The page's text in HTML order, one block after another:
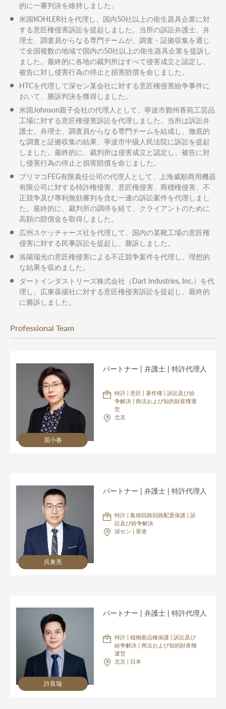
的に一審判決を維持しました。
米国KOHLER社を代理し、国内50社以上の衛生器具企業に対
する意匠権侵害訴訟を提起しました。当所の訴訟弁護士、弁
理士、調査員からなる専門チームが、調査・証拠収集を通じ
て全国複数の地域で国内の50社以上の衛生器具企業を提訴し
ました。最終的に各地の裁判所はすべて侵害成立と認定し、
被告に対し侵害行為の停止と損害賠償を命じました。
HTCを代理して深セン某会社に対する意匠権侵害紛争事件に
おいて、勝訴判決を獲得しました。
米国Johnson親子会社の代理人として、寧波市鄞州香苑工芸品
工場に対する意匠権侵害訴訟を代理しました。当所は訴訟弁
護士、弁理士、調査員からなる専門チームを結成し、徹底的
な調査と証拠収集の結果、寧波市中级人民法院に訴訟を提起
しました。最終的に、裁判所は侵害成立と認定し、被告に対
し侵害行為の停止と損害賠償を命じました。
プリマコFEG有限責任公司の代理人として、上海威順商用機器
有限公司に対する特許権侵害、意匠権侵害、商標権侵害、不
正競争及び專利無効審判を含む一連の訴訟案件を代理しまし
た。最終的に、裁判所の調停を経て、クライアントのために
高額の賠償金を取得しました。
広州スケッチャーズ社を代理して、国内の某靴工場の意匠権
侵害に対する民事訴訟を提起し、勝訴しました。
洛陽瑞光の意匠権侵害による不正競争案件を代理し、理想的
な結果を収めました。
ダートインダストリーズ株式会社（Dart Industries, Inc.）を代
理し、広東葆揚社に対する意匠権侵害訴訟を提起し、最終的
に勝訴しました。
Professional Team
屈小春
パートナー | 弁護士 | 特許代理人
特許 | 意匠 | 著作権 | 訴訟及び紛
争解決 | 商法および知的財産権運
営
北京
呉東亮
パートナー | 弁護士 | 特許代理人
特許 | 集積回路回路配置保護 | 訴
訟及び紛争解決
深セン | 香港
許良瑞
パートナー | 弁護士 | 特許代理人
特許 | 植物新品種保護 | 訴訟及び
紛争解決 | 商法および知的財産権
運営
北京 | 日本